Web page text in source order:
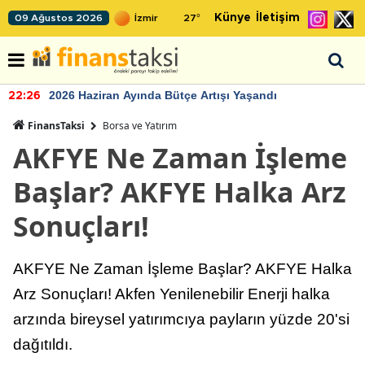
09 Ağustos 2026 27° Künye İletişim
22:26 2026 Haziran Ayında Bütçe Artışı Yaşandı
FinansTaksi Borsa ve Yatırım
AKFYE Ne Zaman İşleme
Başlar? AKFYE Halka Arz
Sonuçları!
AKFYE Ne Zaman İşleme Başlar? AKFYE Halka
Arz Sonuçları! Akfen Yenilenebilir Enerji halka
arzında bireysel yatırımcıya payların yüzde 20'si
dağıtıldı.